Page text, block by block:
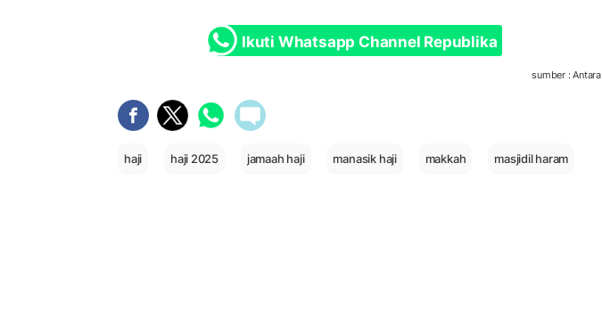
Ikuti Whatsapp Channel Republika
sumber : Antara
haji haji 2025 jamaah haji manasik haji makkah masjidil haram